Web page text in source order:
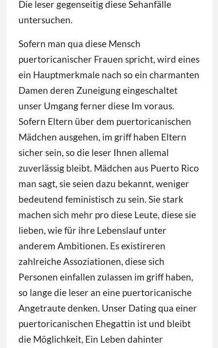
Die leser gegenseitig diese Sehanfälle
untersuchen.
Sofern man qua diese Mensch
puertoricanischer Frauen spricht, wird eines
ein Hauptmerkmale nach so ein charmanten
Damen deren Zuneigung eingeschaltet
unser Umgang ferner diese Im voraus.
Sofern Eltern über dem puertoricanischen
Mädchen ausgehen, im griff haben Eltern
sicher sein, so die leser Ihnen allemal
zuverlässig bleibt. Mädchen aus Puerto Rico
man sagt, sie seien dazu bekannt, weniger
bedeutend feministisch zu sein. Sie stark
machen sich mehr pro diese Leute, diese sie
lieben, wie für ihre Lebenslauf unter
anderem Ambitionen. Es existireren
zahlreiche Assoziationen, diese sich
Personen einfallen zulassen im griff haben,
so lange die leser an eine puertoricanische
Angetraute denken. Unser Dating qua einer
puertoricanischen Ehegattin ist und bleibt
die Möglichkeit, Ein Leben dahinter